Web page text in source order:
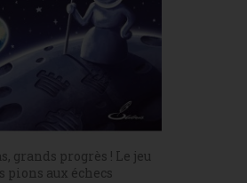
grands progrès ! Le jeu
pions aux échecs